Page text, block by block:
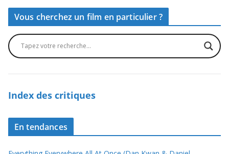
Vous cherchez un film en particulier ?
Index des critiques
En tendances